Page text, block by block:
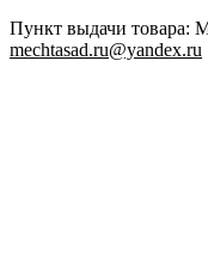
Пункт выдачи товара:
mechtasad.ru@yandex.ru